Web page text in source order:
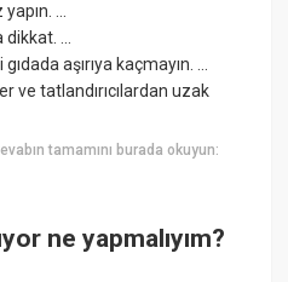
...
dikkat. ...
aşırıya kaçmayın. ...
ve tatlandırıcılardan uzak
tamamını burada okuyun:
ne yapmalıyım?